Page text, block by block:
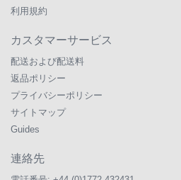
利用規約
カスタマーサービス
配送および配送料
返品ポリシー
プライバシーポリシー
サイトマップ
Guides
連絡先